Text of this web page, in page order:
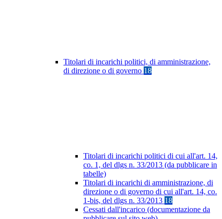
Titolari di incarichi politici, di amministrazione,
di direzione o di governo 18
Titolari di incarichi politici di cui all'art. 14,
co. 1, del dlgs n. 33/2013 (da pubblicare in
tabelle)
Titolari di incarichi di amministrazione, di
direzione o di governo di cui all'art. 14, co.
1-bis, del dlgs n. 33/2013 18
Cessati dall'incarico (documentazione da